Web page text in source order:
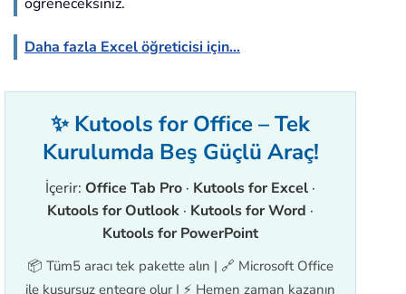
Daha fazla Excel öğreticisi için...
✨ Kutools for Office – Tek
Kurulumda Beş Güçlü Araç!
İçerir: Office Tab Pro · Kutools for Excel ·
Kutools for Outlook · Kutools for Word ·
Kutools for PowerPoint
📦 Tüm5 aracı tek pakette alın | 🔗 Microsoft Office
ile kusursuz entegre olur | ⚡ Hemen zaman kazanın